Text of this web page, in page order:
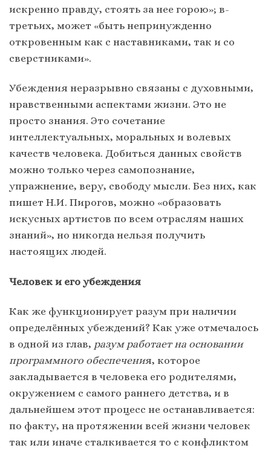
искренно правду, стоять за нее горою»; в-
третьих, может «быть непринужденно
откровенным как с наставниками, так и со
сверстниками».
Убеждения неразрывно связаны с духовными,
нравственными аспектами жизни. Это не
просто знания. Это сочетание
интеллектуальных, моральных и волевых
качеств человека. Добиться данных свойств
можно только через самопознание,
упражнение, веру, свободу мысли. Без них, как
пишет Н.И. Пирогов, можно «образовать
искусных артистов по всем отраслям наших
знаний», но никогда нельзя получить
настоящих людей.
Человек и его убеждения
Как же функционирует разум при наличии
определённых убеждений? Как уже отмечалось
в одной из глав, разум работает на основании
программного обеспечения, которое
закладывается в человека его родителями,
окружением с самого раннего детства, и в
дальнейшем этот процесс не останавливается:
по факту, на протяжении всей жизни человек
так или иначе сталкивается то с конфликтом